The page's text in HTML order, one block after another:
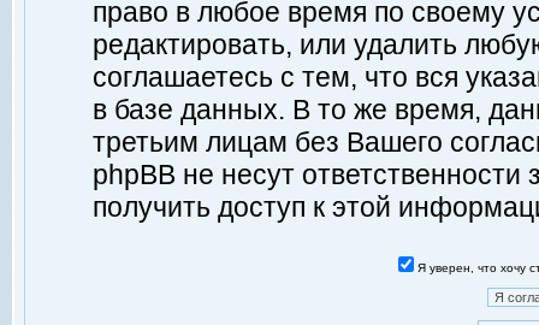
право в любое время по своему
редактировать, или удалить
соглашаетесь с тем, что вся
в базе данных. В то же время,
третьим лицам без Вашего
phpBB не несут ответственности
получить доступ к этой
Я уверен, что хочу